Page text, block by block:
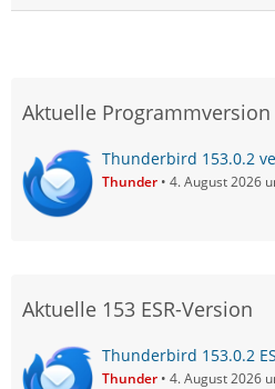
Aktuelle Programmversion
Thunderbird 153.0.2
Thunder 4. August 2026
Aktuelle 153 ESR-Version
Thunderbird 153.0.2
Thunder 4. August 2026